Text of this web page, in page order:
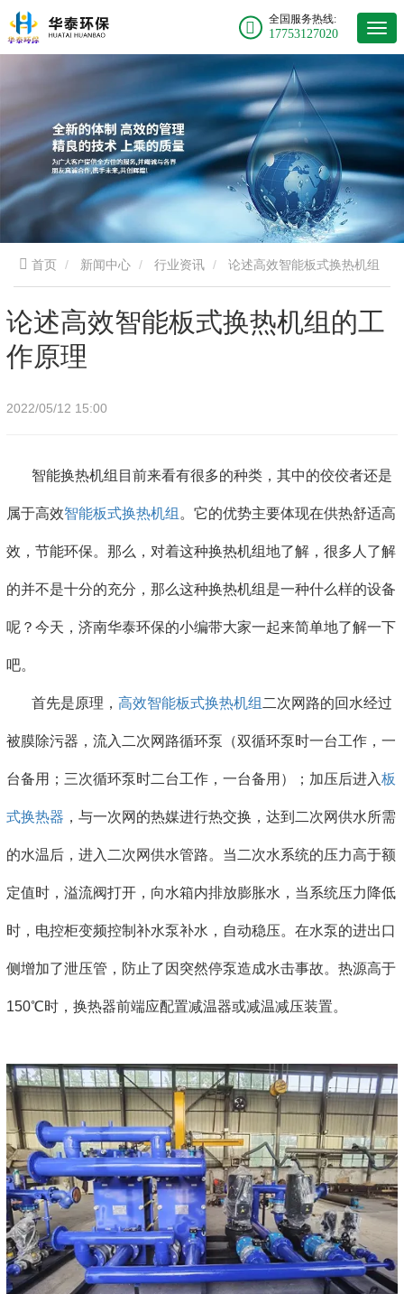
全国服务热线:
17753127020
首页 新闻中心 行业资讯
的工作原理
论述高效智能板式换热机组的工
作原理
2022/05/12 15:00
智能换热机组目前来看有很多的种类，其中的佼佼者还是
属于高效智能板式换热机组 。它的优势主要体现在供热舒适高
效，节能环保。那么，对着这种换热机组地了解，很多人了解
的并不是十分的充分，那么这种换热机组是一种什么样的设备
呢？今天，济南华泰环保的小编带大家一起来简单地了解一下
吧。
首先是原理， 高效智能板式换热机组 二次网路的回水经过
被膜除污器，流入二次网路循环泵（双循环泵时一台工作，一
台备用；三次循环泵时二台工作，一台备用）；加压后进入板
式换热器 ，与一次网的热媒进行热交换，达到二次网供水所需
的水温后，进入二次网供水管路。当二次水系统的压力高于额
定值时，溢流阀打开，向水箱内排放膨胀水，当系统压力降低
时，电控柜变频控制补水泵补水，自动稳压。在水泵的进出口
侧增加了泄压管，防止了因突然停泵造成水击事故。热源高于
150℃时，换热器前端应配置减温器或减温减压装置。